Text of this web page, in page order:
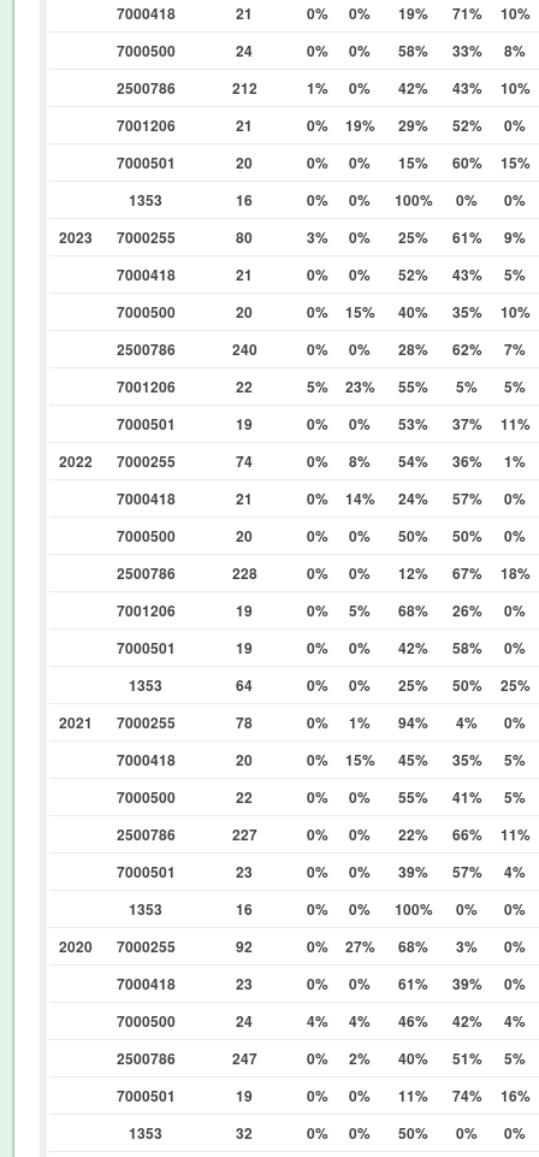
7000418
21 0% 0% 19% 71%
10%
7000500
24 0% 0% 58% 33%
8%
2500786
212 1% 0% 42% 43%
10%
7001206
21 0% 19% 29% 52%
0%
7000501
20 0% 0% 15% 60%
15%
1353
16 0% 0% 100% 0%
0%
2023
7000255 80 3% 0% 25% 61%
9%
7000418
21 0% 0% 52% 43%
5%
7000500
20 0% 15% 40% 35%
10%
2500786
240 0% 0% 28% 62%
7%
7001206
22 5% 23% 55% 5%
5%
7000501
19 0% 0% 53% 37%
11%
2022
7000255 74 0% 8% 54% 36%
1%
7000418
21 0% 14% 24% 57%
0%
7000500
20 0% 0% 50% 50%
0%
2500786
228 0% 0% 12% 67%
18%
7001206
19 0% 5% 68% 26%
0%
7000501
19 0% 0% 42% 58%
0%
1353
64 0% 0% 25% 50%
25%
2021
7000255 78 0% 1% 94% 4%
0%
7000418
20 0% 15% 45% 35%
5%
7000500
22 0% 0% 55% 41%
5%
2500786
227 0% 0% 22% 66%
11%
7000501
23 0% 0% 39% 57%
4%
1353
16 0% 0% 100% 0%
0%
2020
7000255 92 0% 27% 68% 3%
0%
7000418
23 0% 0% 61% 39%
0%
7000500
24 4% 4% 46% 42%
4%
2500786
247 0% 2% 40% 51%
5%
7000501
19 0% 0% 11% 74%
16%
1353
32 0% 0% 50% 0% 0%